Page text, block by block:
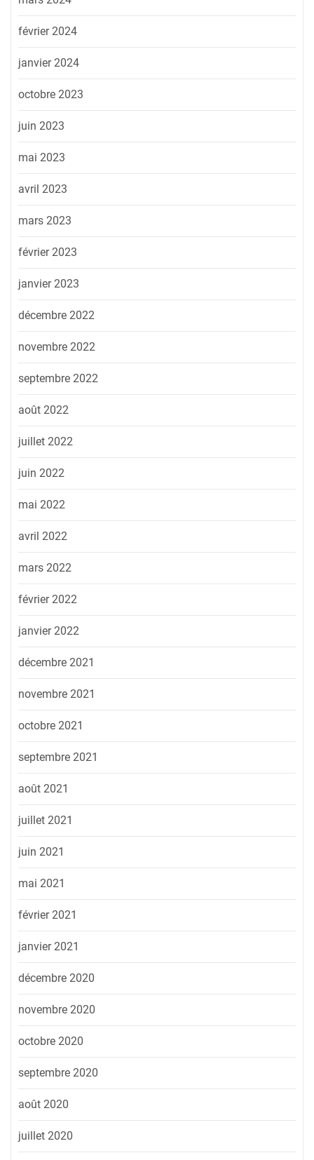
février 2024
janvier 2024
octobre 2023
juin 2023
mai 2023
avril 2023
mars 2023
février 2023
janvier 2023
décembre 2022
novembre 2022
septembre 2022
août 2022
juillet 2022
juin 2022
mai 2022
avril 2022
mars 2022
février 2022
janvier 2022
décembre 2021
novembre 2021
octobre 2021
septembre 2021
août 2021
juillet 2021
juin 2021
mai 2021
février 2021
janvier 2021
décembre 2020
novembre 2020
octobre 2020
septembre 2020
août 2020
juillet 2020